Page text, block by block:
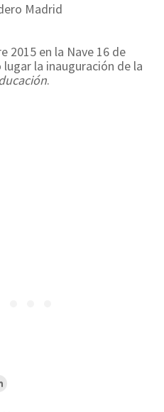
Madrid
2015 en la Nave 16 de
la inauguración de la
.